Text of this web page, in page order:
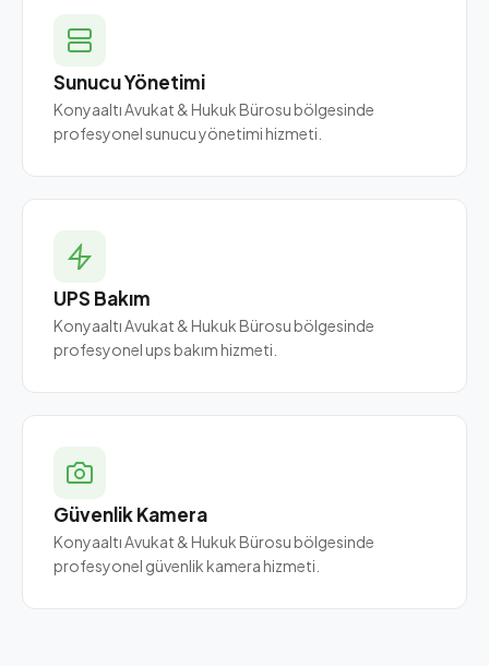
Sunucu Yönetimi
Konyaaltı Avukat & Hukuk Bürosu bölgesinde
profesyonel sunucu yönetimi hizmeti.
UPS Bakım
Konyaaltı Avukat & Hukuk Bürosu bölgesinde
profesyonel ups bakım hizmeti.
Güvenlik Kamera
Konyaaltı Avukat & Hukuk Bürosu bölgesinde
profesyonel güvenlik kamera hizmeti.